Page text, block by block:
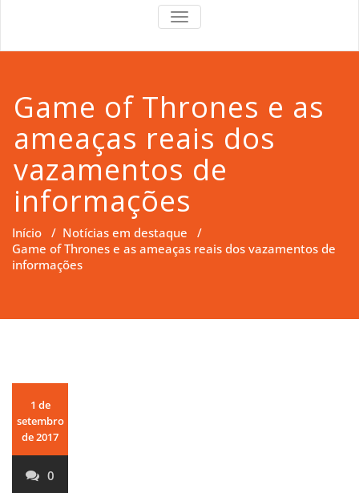
Support
TOGGLE
NAVIGATION
Game of Thrones e as
ameaças reais dos
vazamentos de
informações
Início / Notícias em destaque /
Game of Thrones e as ameaças reais dos vazamentos de
informações
1 de
setembro
de 2017
0